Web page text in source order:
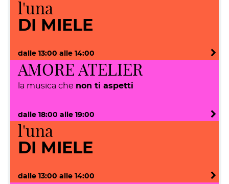
l'una
DI MIELE
dalle 13:00 alle 14:00
AMORE ATELIER
la musica che non ti aspetti
dalle 18:00 alle 19:00
l'una
DI MIELE
dalle 13:00 alle 14:00